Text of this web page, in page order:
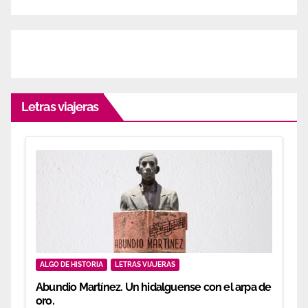
Letras viajeras
ALGO DE HISTORIA LETRAS VIAJERAS
Abundio Martínez. Un hidalguense con el arpa de
oro.